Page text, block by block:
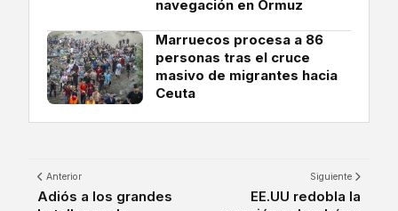
navegación en Ormuz
Marruecos procesa a 86
personas tras el cruce
masivo de migrantes hacia
Ceuta
Anterior
Adiós a los grandes
Siguiente
EE.UU redobla la